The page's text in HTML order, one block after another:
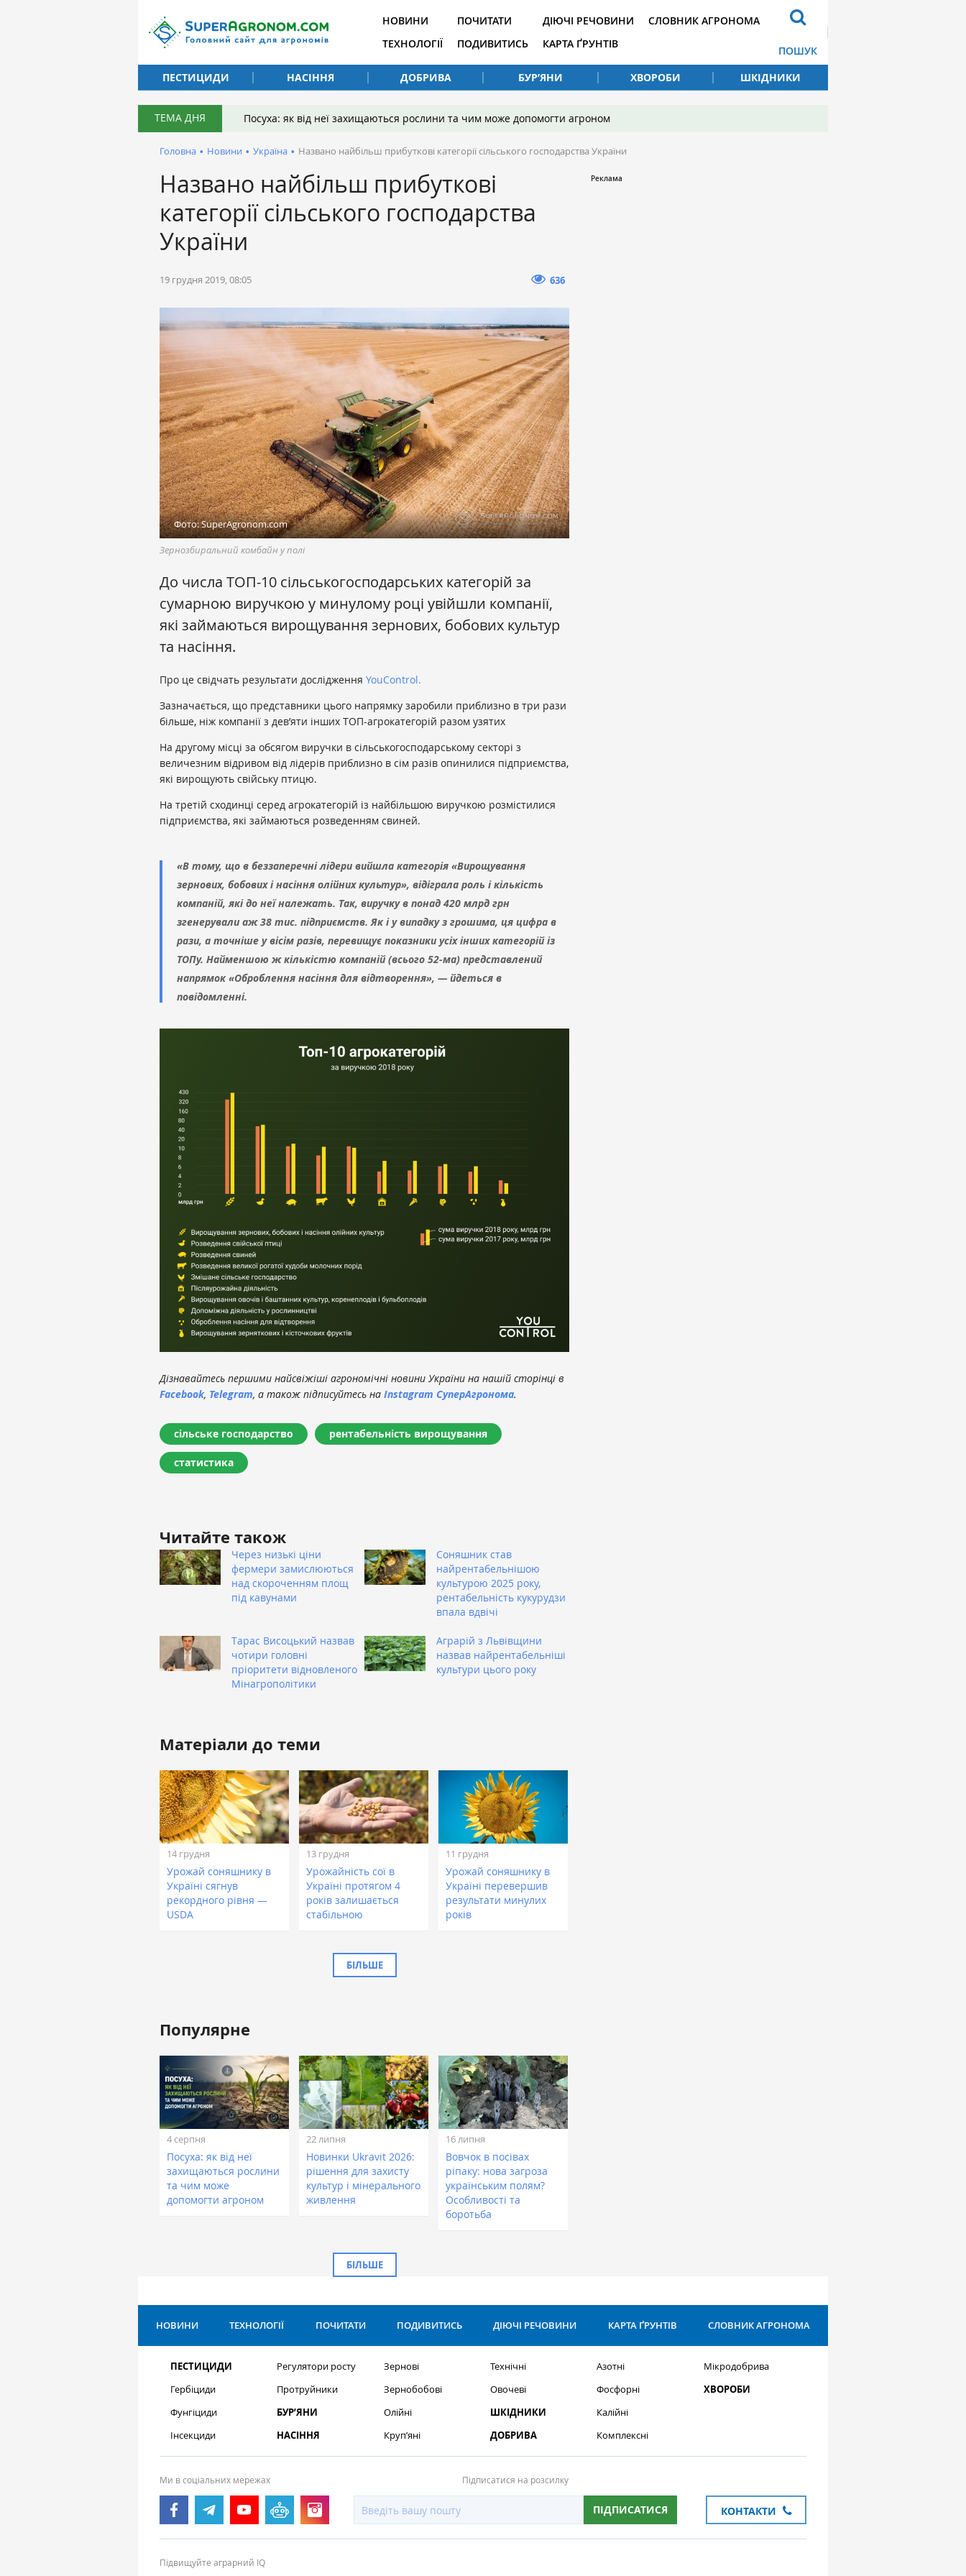
НОВИНИ
ТЕХНОЛОГІЇ
ПОЧИТАТИ
ПОДИВИТИСЬ
ДІЮЧІ РЕЧОВИНИ
КАРТА ҐРУНТІВ
СЛОВНИК АГРОНОМА
ПОШУК
ПЕСТИЦИДИ
НАСІННЯ ДОБРИВА БУР’ЯНИ ХВОРОБИ ШКІДНИКИ
ТЕМА ДНЯ Посуха: як від неї захищаються рослини та чим може допомогти агроном
Головна • Новини • Україна • Названо найбільш прибуткові категорії сільського господарства України
Названо найбільш прибуткові
категорії сільського господарства
України
19 грудня 2019, 08:05 636
Фото: SuperAgronom.com
Зернозбиральний комбайн у полі
До числа ТОП-10 сільськогосподарських категорій за
сумарною виручкою у минулому році увійшли компанії,
які займаються вирощування зернових, бобових культур
та насіння.
Про це свідчать результати дослідження YouControl.
Зазначається, що представники цього напрямку заробили приблизно в три рази
більше, ніж компанії з дев’яти інших ТОП-агрокатегорій разом узятих
На другому місці за обсягом виручки в сільськогосподарському секторі з
величезним відривом від лідерів приблизно в сім разів опинилися підприємства,
які вирощують свійську птицю.
На третій сходинці серед агрокатегорій із найбільшою виручкою розмістилися
підприємства, які займаються розведенням свиней.
«В тому, що в беззаперечні лідери вийшла категорія «Вирощування
зернових, бобових і насіння олійних культур», відіграла роль і кількість
компаній, які до неї належать. Так, виручку в понад 420 млрд грн
згенерували аж 38 тис. підприємств. Як і у випадку з грошима, ця цифра в
рази, а точніше у вісім разів, перевищує показники усіх інших категорій із
ТОПу. Найменшою ж кількістю компаній (всього 52-ма) представлений
напрямок «Оброблення насіння для відтворення», — йдеться в
повідомленні.
Дізнавайтесь першими найсвіжіші агрономічні новини України на нашій сторінці в
Facebook, Telegram, а також підписуйтесь на Instagram СуперАгронома.
сільське господарство рентабельність вирощування
статистика
Читайте також
Через низькі ціни
фермери замислюються
над скороченням площ
під кавунами
Соняшник став
найрентабельнішою
культурою 2025 року,
рентабельність кукурудзи
впала вдвічі
Тарас Висоцький назвав
чотири головні
пріоритети відновленого
Мінагрополітики
Аграрій з Львівщини
назвав найрентабельніші
культури цього року
Матеріали до теми
14 грудня
Урожай соняшнику в
Україні сягнув
рекордного рівня —
USDA
13 грудня
Урожайність сої в
Україні протягом 4
років залишається
стабільною
11 грудня
Урожай соняшнику в
Україні перевершив
результати минулих
років
БІЛЬШЕ
Популярне
4 серпня
Посуха: як від неї
захищаються рослини
та чим може
допомогти агроном
22 липня
Новинки Ukravit 2026:
рішення для захисту
культур і мінерального
живлення
16 липня
Вовчок в посівах
ріпаку: нова загроза
українським полям?
Особливості та
боротьба
БІЛЬШЕ
НОВИНИ ТЕХНОЛОГІЇ ПОЧИТАТИ ПОДИВИТИСЬ ДІЮЧІ РЕЧОВИНИ КАРТА ҐРУНТІВ СЛОВНИК АГРОНОМА
ПЕСТИЦИДИ
Гербіциди
Фунгіциди
Інсекциди
Регулятори росту
Протруйники
БУР’ЯНИ
НАСІННЯ
Зернові
Зернобобові
Олійні
Круп’яні
Технічні
Овочеві
ШКІДНИКИ
ДОБРИВА
Азотні
Фосфорні
Калійні
Комплексні
Мікродобрива
ХВОРОБИ
Ми в соціальних мережах Підписатися на розсилку
ПІДПИСАТИСЯ КОНТАКТИ
Підвищуйте аграрний IQ